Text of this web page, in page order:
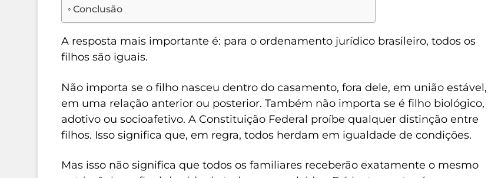
Conclusão
A resposta mais importante é: para o ordenamento jurídico brasileiro, todos os
filhos são iguais.
Não importa se o filho nasceu dentro do casamento, fora dele, em união estável,
em uma relação anterior ou posterior. Também não importa se é filho biológico,
adotivo ou socioafetivo. A Constituição Federal proíbe qualquer distinção entre
filhos. Isso significa que, em regra, todos herdam em igualdade de condições.
Mas isso não significa que todos os familiares receberão exatamente o mesmo